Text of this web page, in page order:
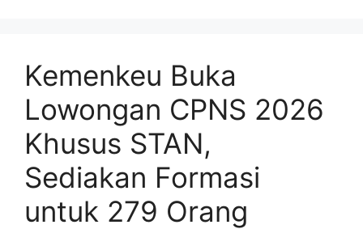
Kemenkeu Buka
Lowongan CPNS 2026
Khusus STAN,
Sediakan Formasi
untuk 279 Orang